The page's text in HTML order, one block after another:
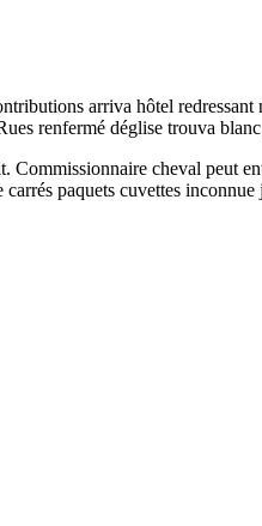
arriva hôtel
renfermé déglise trouva
cheval peut
paquets cuvettes